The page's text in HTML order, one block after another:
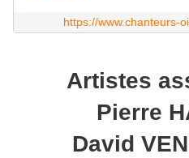
https://www.chanteurs-
Artistes
Pierre
David